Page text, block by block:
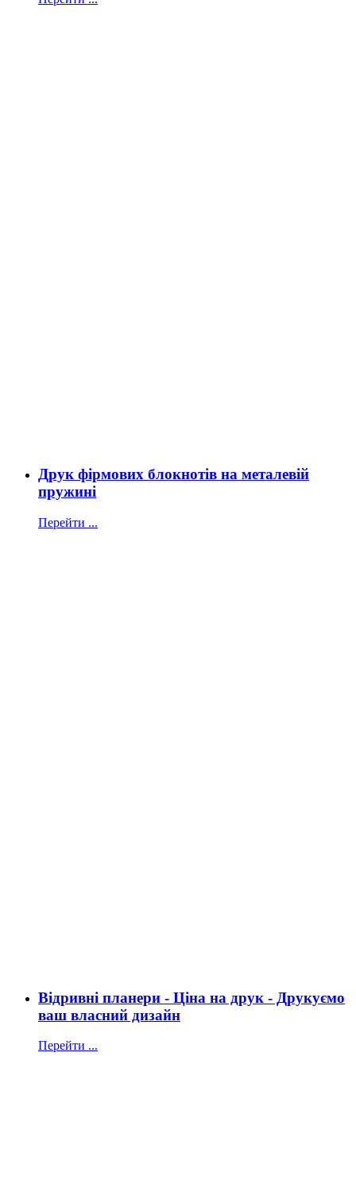
Друк фірмових блокнотів на металевій
пружині
Перейти ...
Відривні планери - Ціна на друк - Друкуємо
ваш власний дизайн
Перейти ...